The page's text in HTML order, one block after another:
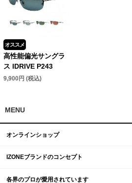
オススメ
高性能偏光サングラ
ス IDRIVE P243
9,900円 (税込)
MENU
オンラインショップ
IZONEブランドのコンセプト
各界のプロが愛用されています